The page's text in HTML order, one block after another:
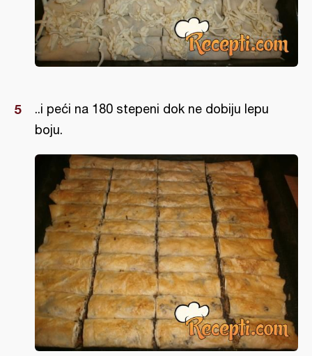
..i peći na 180 stepeni dok ne dobiju lepu
boju.